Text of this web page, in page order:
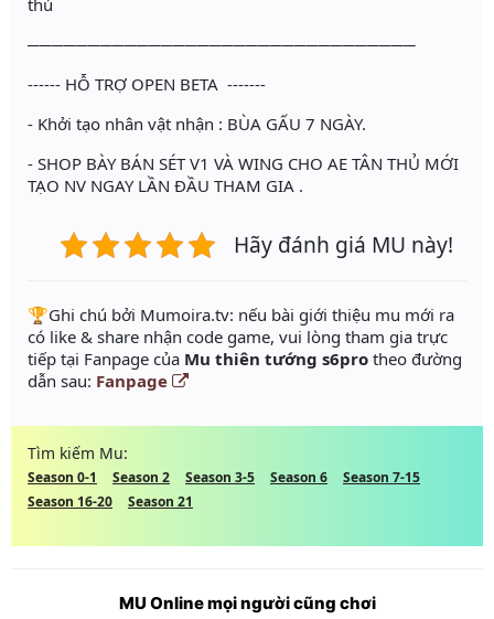
thủ
────────────────────────────────
------ HỖ TRỢ OPEN BETA -------
- Khởi tạo nhân vật nhận : BÙA GẤU 7 NGÀY.
- SHOP BÀY BÁN SÉT V1 VÀ WING CHO AE TÂN THỦ MỚI
TẠO NV NGAY LẦN ĐẦU THAM GIA .
Hãy đánh giá MU này!
️🏆Ghi chú bởi Mumoira.tv: nếu bài giới thiệu mu mới ra
có like & share nhận code game, vui lòng tham gia trực
tiếp tại Fanpage của Mu thiên tướng s6pro theo đường
dẫn sau: Fanpage
Tìm kiếm Mu:
Season 0-1 Season 2 Season 3-5 Season 6
Season 7-15
Season 16-20
Season 21
MU Online mọi người cũng chơi